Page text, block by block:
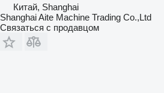
Китай, Shanghai
Shanghai Aite Machine Trading Co.,Ltd
Связаться с продавцом